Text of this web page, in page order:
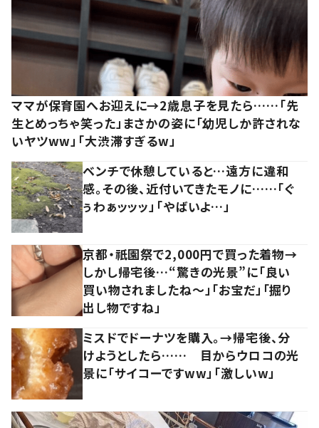
ママが保育園へお迎えに→2歳息子を見たら……「先
生とめっちゃ笑った」まさかの姿に「幼児しか許されな
いヤツww」「大渋滞すぎるw」
ベンチで休憩していると…遠方に違和
感。その後、近付いてきたモノに……「ぐ
ぅわぁッッッ」「やばいよ…」
京都・祇園祭で2,000円で買った着物→
しかし帰宅後…“驚きの光景”に「良い
買い物されましたね～」「お宝だ」「掘り
出し物ですね」
ミスドでドーナツを購入。→帰宅後、分
けようとしたら…… 目からウロコの光
景に「サイコーですww」「激しいw」